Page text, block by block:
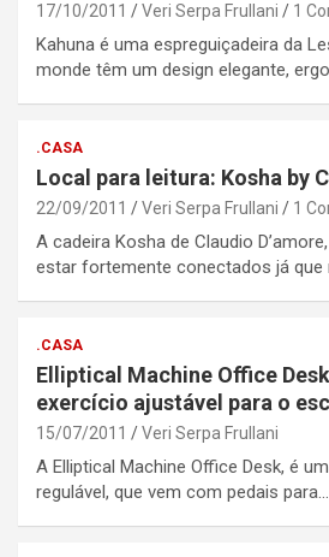
17/10/2011 Veri Serpa Frullani 1
Kahuna é uma espreguiçadeira da
monde têm um design elegante,
.CASA
Local para leitura: Kosha by
22/09/2011 Veri Serpa Frullani 1
A cadeira Kosha de Claudio
estar fortemente conectados já que
.CASA
Elliptical Machine Office
exercício ajustável para o
15/07/2011 Veri Serpa Frullani
A Elliptical Machine Office Desk, é
regulável, que vem com pedais para…